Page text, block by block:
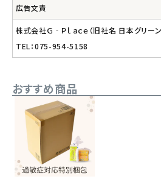
広告文責
株式会社Ｇ‐Ｐｌａｃｅ（旧社名 日本グリー
TEL：075-954-5158
おすすめ商品